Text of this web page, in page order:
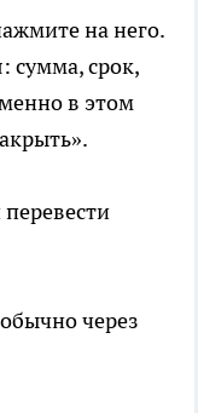
на него.
сумма, срок,
в этом
через